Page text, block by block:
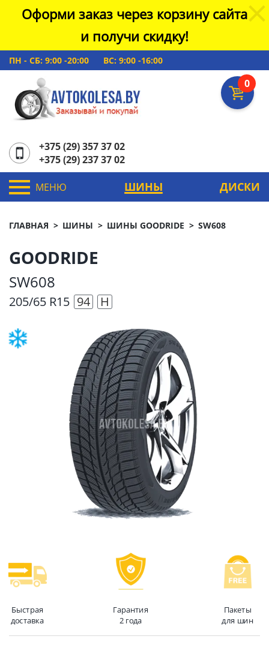
Оформи заказ через корзину сайта
и получи скидку!
ПН - СБ: 9:00 -20:00 ВС: 9:00 -16:00
0
+375 (29) 357 37 02
+375 (29) 237 37 02
МЕНЮ ШИНЫ ДИСКИ
ГЛАВНАЯ ШИНЫ ШИНЫ GOODRIDE SW608
GOODRIDE
SW608
205/65 R15 94 H
Быстрая
доставка
Гарантия
2 года
Пакеты
для шин